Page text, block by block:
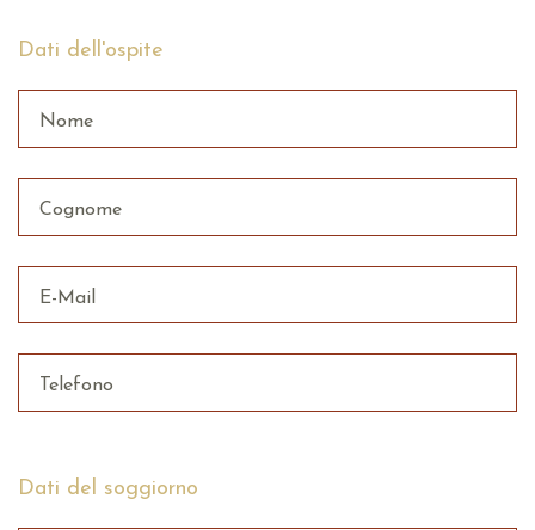
Dati dell'ospite
Nome
Cognome
E-Mail
Telefono
Dati del soggiorno